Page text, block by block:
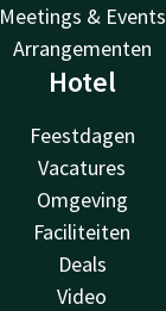
Meetings & Events
Arrangementen
Hotel
Feestdagen
Vacatures
Omgeving
Faciliteiten
Deals
Video